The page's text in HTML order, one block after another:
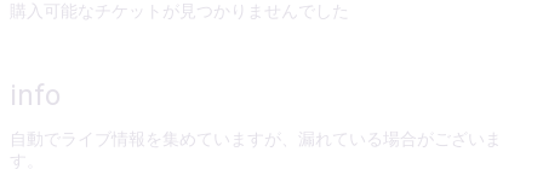
購入可能なチケットが見つかりませんでした
info
自動でライブ情報を集めていますが、漏れている場合がございま
す。